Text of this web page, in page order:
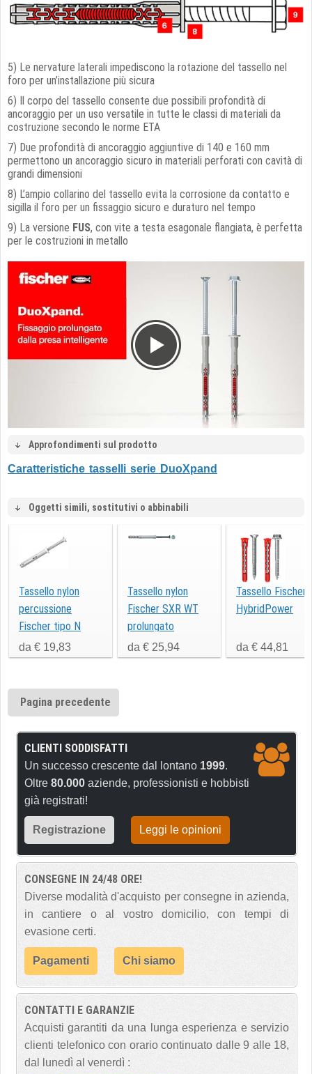
5) Le nervature laterali impediscono la rotazione del tassello nel
foro per un’installazione più sicura
6) Il corpo del tassello consente due possibili profondità di
ancoraggio per un uso versatile in tutte le classi di materiali da
costruzione secondo le norme ETA
7) Due profondità di ancoraggio aggiuntive di 140 e 160 mm
permettono un ancoraggio sicuro in materiali perforati con cavità di
grandi dimensioni
8) L’ampio collarino del tassello evita la corrosione da contatto e
sigilla il foro per un fissaggio sicuro e duraturo nel tempo
9) La versione FUS, con vite a testa esagonale flangiata, è perfetta
per le costruzioni in metallo
Approfondimenti sul prodotto
Caratteristiche tasselli serie DuoXpand
Oggetti simili, sostitutivi o abbinabili
Tassello nylon
percussione
Fischer tipo N
da € 19,83
Tassello nylon
Fischer SXR WT
prolungato
da € 25,94
Tassello Fischer
HybridPower
da € 44,81
Pagina precedente
CLIENTI SODDISFATTI
Un successo crescente dal lontano 1999.
Oltre 80.000 aziende, professionisti e hobbisti
già registrati!
Registrazione Leggi le opinioni
CONSEGNE IN 24/48 ORE!
Diverse modalità d'acquisto per consegne in azienda,
in cantiere o al vostro domicilio, con tempi di
evasione certi.
Pagamenti Chi siamo
CONTATTI E GARANZIE
Acquisti garantiti da una lunga esperienza e servizio
clienti telefonico con orario continuato dalle 9 alle 18,
dal lunedì al venerdì :